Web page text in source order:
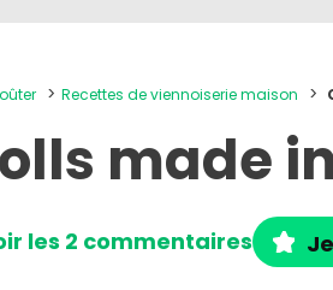
Recettes de viennoiserie maison
made
les 2 commentaires